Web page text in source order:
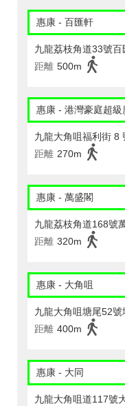
惠康 - 百匯軒
九龍荔枝角道33號
距離 500m
惠康 - 港灣豪庭超級
九龍大角咀福利街 8
距離 270m
惠康 - 萬盛閣
九龍荔枝角道168號
距離 320m
惠康 - 大角咀
九龍大角咀塘尾52號
距離 400m
惠康 - 大同
九龍大角咀道117號